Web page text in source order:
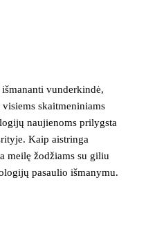
vunderkindė,
skaitmeniniams
naujienoms prilygsta
Kaip aistringa
meilę žodžiams su giliu
pasaulio išmanymu.